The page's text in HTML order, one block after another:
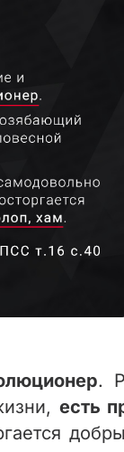
.
есть